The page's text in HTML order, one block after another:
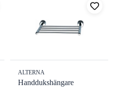
ALTERNA
Handdukshängare